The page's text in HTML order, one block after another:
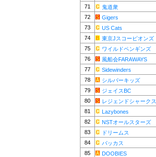
71
鬼道衆
72
Gigers
73
US Cats
74
東京Jスコーピオンズ
75
ワイルドペンギンズ
76
風船会FARAWAYS
77
Sidewinders
78
シルバーキッズ
79
ジェイスBC
80
レジェンドシャークス
81
Lazybones
82
NSTオールスターズ
83
ドリームス
84
バッカス
85
DOOBIES